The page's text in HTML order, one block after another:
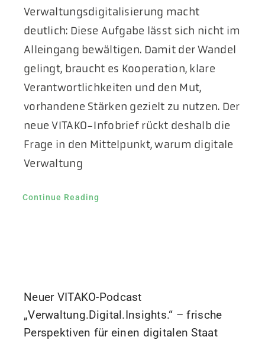
Verwaltungsdigitalisierung macht
deutlich: Diese Aufgabe lässt sich nicht im
Alleingang bewältigen. Damit der Wandel
gelingt, braucht es Kooperation, klare
Verantwortlichkeiten und den Mut,
vorhandene Stärken gezielt zu nutzen. Der
neue VITAKO-Infobrief rückt deshalb die
Frage in den Mittelpunkt, warum digitale
Verwaltung
Continue Reading
Neuer VITAKO-Podcast
„Verwaltung.Digital.Insights.“ – frische
Perspektiven für einen digitalen Staat